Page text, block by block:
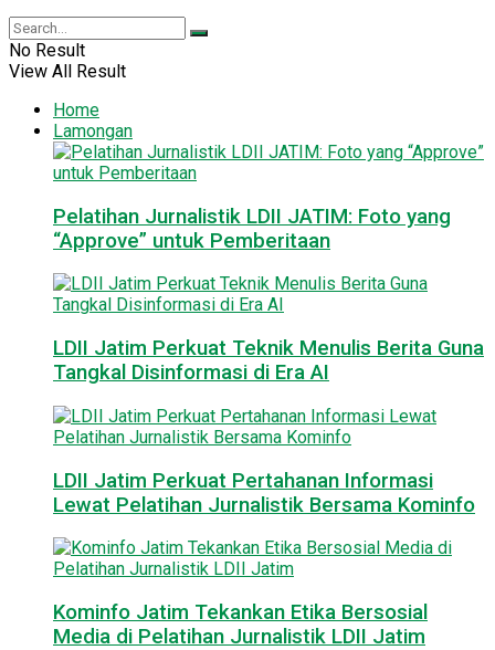
No Result
View All Result
Home
Lamongan
Pelatihan Jurnalistik LDII JATIM: Foto yang
“Approve” untuk Pemberitaan
LDII Jatim Perkuat Teknik Menulis Berita Guna
Tangkal Disinformasi di Era AI
LDII Jatim Perkuat Pertahanan Informasi
Lewat Pelatihan Jurnalistik Bersama Kominfo
Kominfo Jatim Tekankan Etika Bersosial
Media di Pelatihan Jurnalistik LDII Jatim